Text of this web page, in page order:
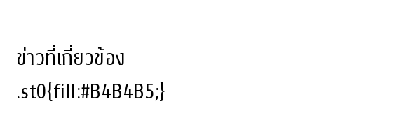
ข่าวที่เกี่ยวข้อง
.st0{fill:#B4B4B5;}